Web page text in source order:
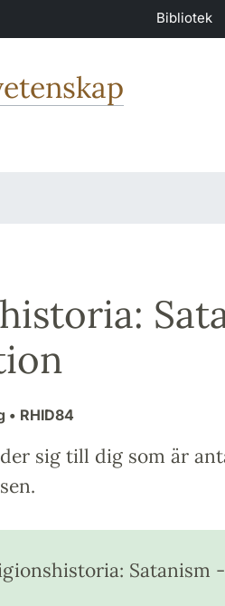
Bibliotek
• RHID84
sig till dig som är
Satanism